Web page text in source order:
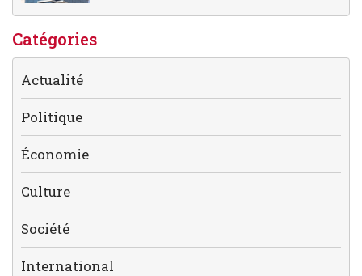
Catégories
Actualité
Politique
Économie
Culture
Société
International